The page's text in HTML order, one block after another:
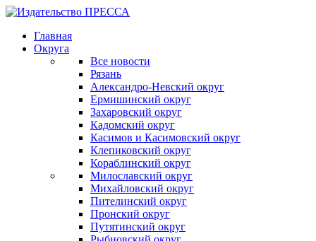
Главная
Округа
Все новости
Рязань
Александро-Невский округ
Ермишинский округ
Захаровский округ
Кадомский округ
Касимов и Касимовский округ
Клепиковский округ
Кораблинский округ
Милославский округ
Михайловский округ
Пителинский округ
Пронский округ
Путятинский округ